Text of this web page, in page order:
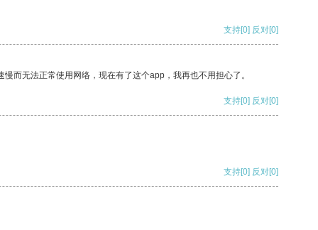
支持[0] 反对[0]
而无法正常使用网络，现在有了这个app，我再也不用担心了。
支持[0] 反对[0]
支持[0] 反对[0]